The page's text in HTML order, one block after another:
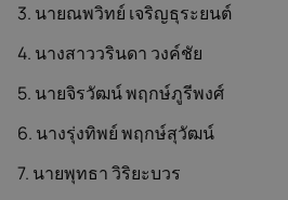
3. นายณพวิทย์ เจริญธุระยนต์
4. นางสาววรินดา วงค์ชัย
5. นายจิรวัฒน์ พฤกษ์ภูรีพงศ์
6. นางรุ่งทิพย์ พฤกษ์สุวัฒน์
7. นายพุทธา วิริยะบวร